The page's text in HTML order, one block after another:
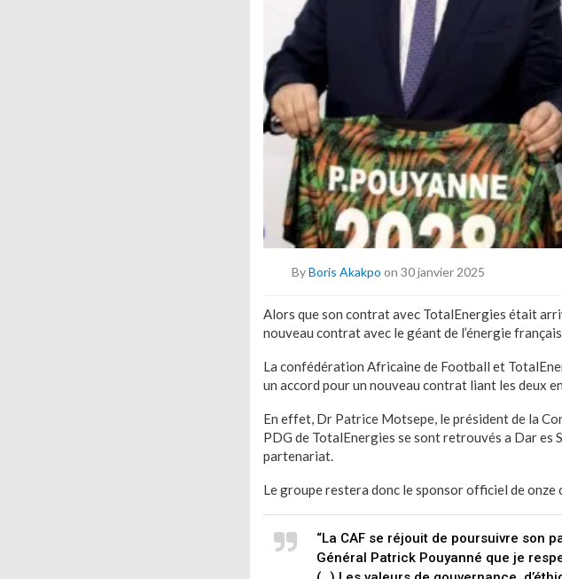
ByBoris Akakpo on 30 janvier 2025
Alors que son contrat avec TotalEnergies était
nouveau contrat avec le géant de l’énergie
La confédération Africaine de Football et
un accord pour un nouveau contrat liant les deux
En effet, Dr Patrice Motsepe, le président de la
PDG de TotalEnergies se sont retrouvés a Dar es
partenariat.
Le groupe restera donc le sponsor officiel de onze
“La CAF se réjouit de poursuivre son
Général Patrick Pouyanné que je